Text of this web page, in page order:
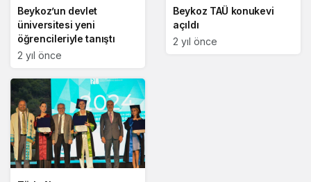
Beykoz’un devlet
üniversitesi yeni
öğrencileriyle tanıştı
2 yıl önce
Beykoz TAÜ konukevi
açıldı
2 yıl önce